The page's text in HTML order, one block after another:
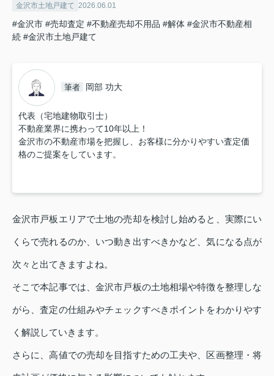
金沢市土地戸建て 2026.06.01
#金沢市 #売却査定 #不動産売却不用品 #解体 #金沢市不動産相
続 #金沢市土地戸建て
筆者 岡部 功大
代表（宅地建物取引士）
不動産業界に携わって10年以上！
金沢市の不動産市場を把握し、お客様に分かりやすい査定価
格のご提案をしています。
金沢市戸板エリアで土地の売却を検討し始めると、実際にい
くらで売れるのか、いつ動き出すべきかなど、気になる点が
次々と出てきますよね。
そこで本記事では、金沢市戸板の土地相場や特徴を整理しな
がら、査定の仕組みやチェックすべきポイントをわかりやす
く解説していきます。
さらに、高値での売却を目指すための工夫や、区画整理・将